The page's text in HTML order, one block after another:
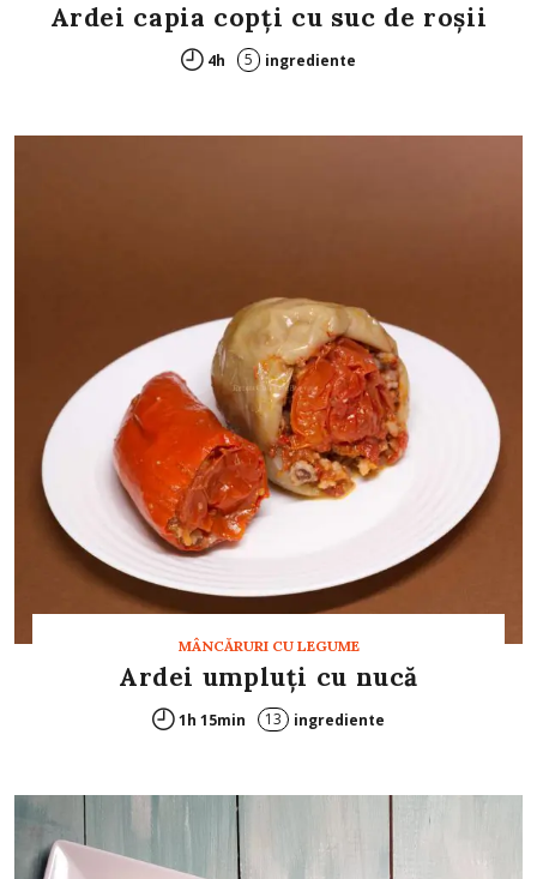
Ardei capia copţi cu suc de roşii
4h 5 ingrediente
MÂNCĂRURI CU LEGUME
Ardei umpluţi cu nucă
1h 15min 13 ingrediente